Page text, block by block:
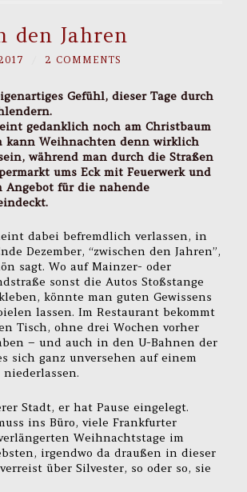
den Jahren
2 COMMENTS
Gefühl, dieser Tage durch
gedanklich noch am Christbaum
kann Weihnachten denn wirklich
während man durch die Straßen
ums Eck mit Feuerwerk und
Angebot für die nahende
dabei befremdlich verlassen, in
Dezember, “zwischen den Jahren”,
sagt. Wo auf Mainzer- oder
sonst die Autos Stoßstange
könnte man guten Gewissens
lassen. Im Restaurant bekommt
Tisch, ohne drei Wochen vorher
– und auch in den U-Bahnen der
sich ganz unversehen auf einem
Stadt, er hat Pause eingelegt.
ins Büro, viele Frankfurter
Weihnachtstage im
irgendwo da draußen in dieser
über Silvester, so oder so, sie